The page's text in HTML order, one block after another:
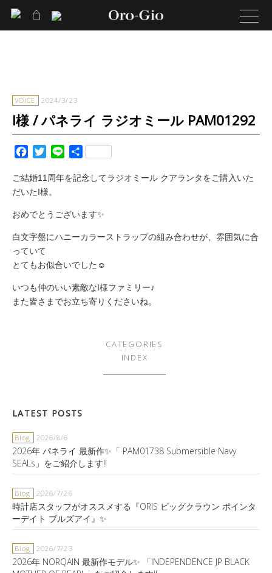
VOICE 2024/3/23
I様 / パネライ ラジオミール PAM01292
FacebookTwitterLine 共
ご結婚11周年を記念してラジオミール クアランタをご購入いた
だいたI様。
おめでとうございます✨
白文字盤にハニーカラーストラップの組み合わせが、雰囲気に合
っていて
とてもお似合いでした☺️
いつも仲のいい素敵なI様ファミリー♪
また皆さまでお立ち寄りくださいね。
CATEGORIES
INDEX
LATEST POSTS
Blog 2026/8/6
2026年 パネライ 最新作✨「 PAM01738 Submersible Navy
SEALs」をご紹介します‼️
Blog 2026/7/26
時計店スタッフがオススメする『ORIS ビッグクラウン ポインタ
ーデイト ブルズアイ』✨
Blog 2026/7/23
2026年 NORQAIN 最新作モデル✨ 「INDEPENDENCE JP BLACK